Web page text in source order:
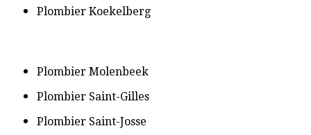
​Plombier Koekelberg
​Plombier Molenbeek
​Plombier Saint-Gilles
​Plombier Saint-Josse